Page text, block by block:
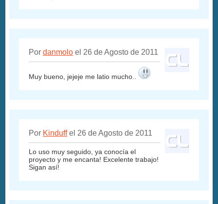
Pordanmolo el 26 de Agosto de 2011
Muy bueno, jejeje me latio mucho..
Por Kinduffel 26 de Agosto de 2011
Lo uso muy seguido, ya conocía el
proyecto y me encanta! Excelente trabajo!
Sigan así!